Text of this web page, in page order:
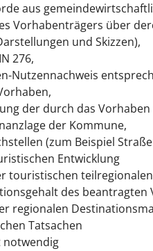
aus
Vorhabenträgers über
und Skizzen),
276,
Nutzennachweis
der durch das
der Kommune,
(zum Beispiel
Entwicklung
touristischen
des beantragten
regionalen
Tatsachen
notwendig